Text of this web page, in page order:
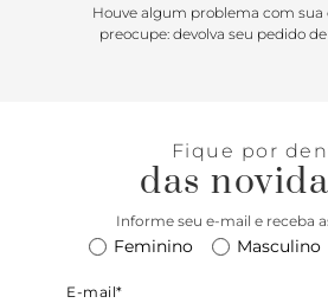
Houve algum problema com sua
preocupe: devolva seu pedido
Fique por
das
Informe seu e-mail e receba
Feminino Masculino
E-mail*